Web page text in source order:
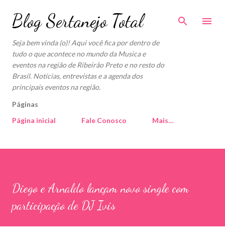
Pular para o conteúdo principal
Blog Sertanejo Total
Seja bem vinda (o)! Aqui você fica por dentro de
tudo o que acontece no mundo da Musica e
eventos na região de Ribeirão Preto e no resto do
Brasil. Notícias, entrevistas e a agenda dos
principais eventos na região.
Páginas
Página inicial
Fale Conosco Mais…
Diego e Arnaldo lançam novo single com
participação de DJ Ivis